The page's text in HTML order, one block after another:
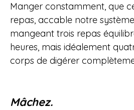
Manger constamment, que
repas, accable notre
mangeant trois repas
heures, mais idéalement
corps de digérer
Mâchez.